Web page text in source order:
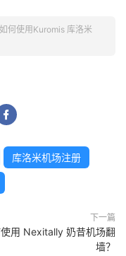
如何使用Kuromis 库洛米

库洛米机场注册
下一篇
用 Nexitally 奶昔机场翻
墙？